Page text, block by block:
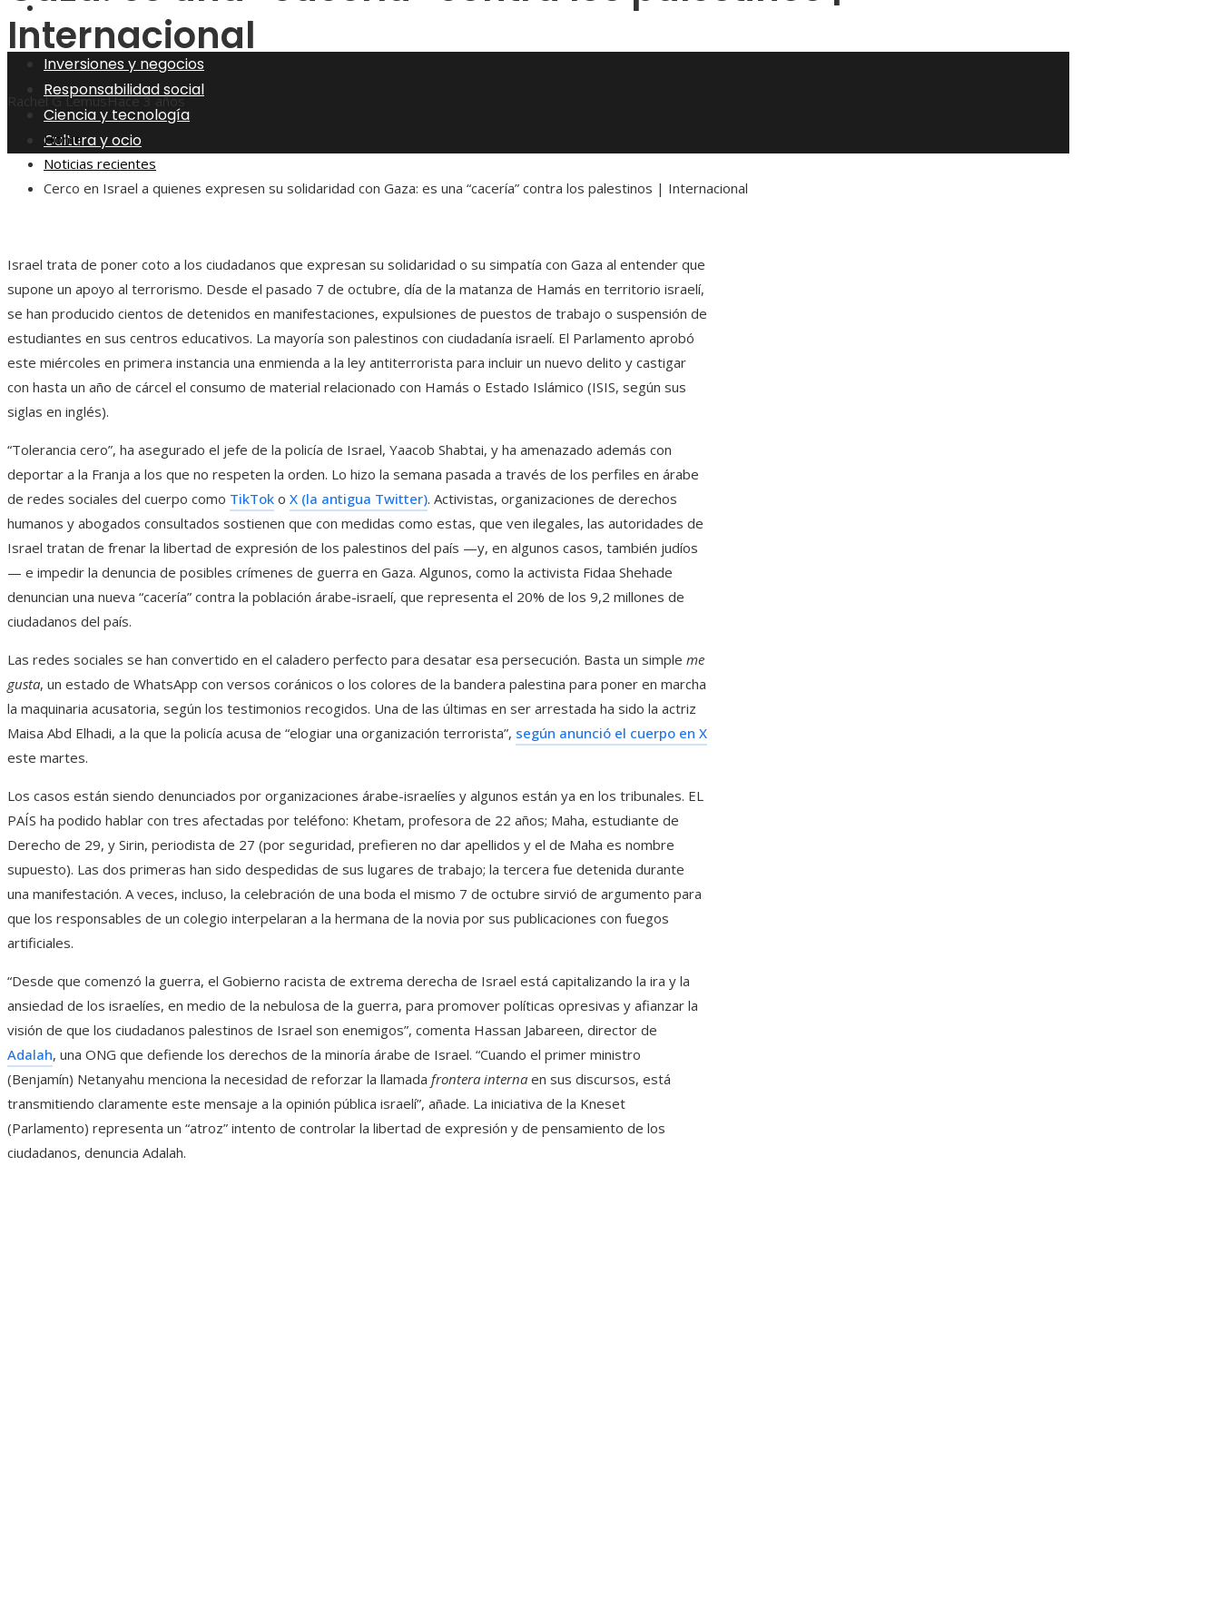
Cultura y ocio
Inversiones y negocios
Responsabilidad social
Ciencia y tecnología
Cultura y ocio
Internacional
Rachel G LemusHace 3 años
Home
Noticias recientes
Cerco en Israel a quienes expresen su solidaridad con Gaza: es una “cacería” contra los palestinos | Internacional
Israel trata de poner coto a los ciudadanos que expresan su solidaridad o su simpatía con Gaza al entender que
supone un apoyo al terrorismo. Desde el pasado 7 de octubre, día de la matanza de Hamás en territorio israelí,
se han producido cientos de detenidos en manifestaciones, expulsiones de puestos de trabajo o suspensión de
estudiantes en sus centros educativos. La mayoría son palestinos con ciudadanía israelí. El Parlamento aprobó
este miércoles en primera instancia una enmienda a la ley antiterrorista para incluir un nuevo delito y castigar
con hasta un año de cárcel el consumo de material relacionado con Hamás o Estado Islámico (ISIS, según sus
siglas en inglés).
“Tolerancia cero”, ha asegurado el jefe de la policía de Israel, Yaacob Shabtai, y ha amenazado además con
deportar a la Franja a los que no respeten la orden. Lo hizo la semana pasada a través de los perfiles en árabe
de redes sociales del cuerpo como TikTok o X (la antigua Twitter). Activistas, organizaciones de derechos
humanos y abogados consultados sostienen que con medidas como estas, que ven ilegales, las autoridades de
Israel tratan de frenar la libertad de expresión de los palestinos del país —y, en algunos casos, también judíos
— e impedir la denuncia de posibles crímenes de guerra en Gaza. Algunos, como la activista Fidaa Shehade
denuncian una nueva “cacería” contra la población árabe-israelí, que representa el 20% de los 9,2 millones de
ciudadanos del país.
Las redes sociales se han convertido en el caladero perfecto para desatar esa persecución. Basta un simple me
gusta, un estado de WhatsApp con versos coránicos o los colores de la bandera palestina para poner en marcha
la maquinaria acusatoria, según los testimonios recogidos. Una de las últimas en ser arrestada ha sido la actriz
Maisa Abd Elhadi, a la que la policía acusa de “elogiar una organización terrorista”, según anunció el cuerpo en X
este martes.
Los casos están siendo denunciados por organizaciones árabe-israelíes y algunos están ya en los tribunales. EL
PAÍS ha podido hablar con tres afectadas por teléfono: Khetam, profesora de 22 años; Maha, estudiante de
Derecho de 29, y Sirin, periodista de 27 (por seguridad, prefieren no dar apellidos y el de Maha es nombre
supuesto). Las dos primeras han sido despedidas de sus lugares de trabajo; la tercera fue detenida durante
una manifestación. A veces, incluso, la celebración de una boda el mismo 7 de octubre sirvió de argumento para
que los responsables de un colegio interpelaran a la hermana de la novia por sus publicaciones con fuegos
artificiales.
“Desde que comenzó la guerra, el Gobierno racista de extrema derecha de Israel está capitalizando la ira y la
ansiedad de los israelíes, en medio de la nebulosa de la guerra, para promover políticas opresivas y afianzar la
visión de que los ciudadanos palestinos de Israel son enemigos”, comenta Hassan Jabareen, director de
Adalah, una ONG que defiende los derechos de la minoría árabe de Israel. “Cuando el primer ministro
(Benjamín) Netanyahu menciona la necesidad de reforzar la llamada frontera interna en sus discursos, está
transmitiendo claramente este mensaje a la opinión pública israelí”, añade. La iniciativa de la Kneset
(Parlamento) representa un “atroz” intento de controlar la libertad de expresión y de pensamiento de los
ciudadanos, denuncia Adalah.